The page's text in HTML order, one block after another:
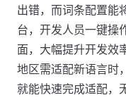
出错，而词条配置能
台，开发人员一键操
面，大幅提升开发效
地区需适配新语言时
就能快速完成适配，